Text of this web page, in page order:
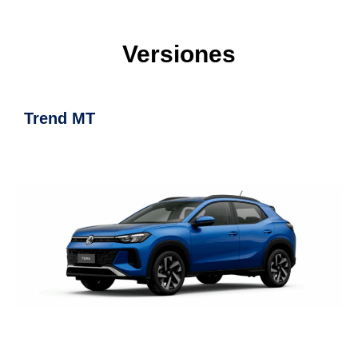
Versiones
Comfort MT